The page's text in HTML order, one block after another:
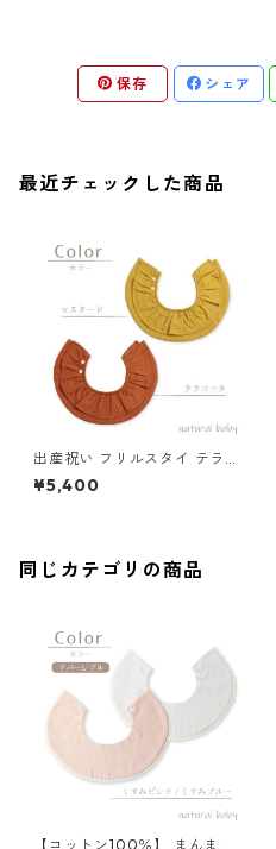
保存 シェア
最近チェックした商品
出産祝い フリルスタイ テラコ
ッタ
¥5,400
同じカテゴリの商品
【コットン100％】 まんまる